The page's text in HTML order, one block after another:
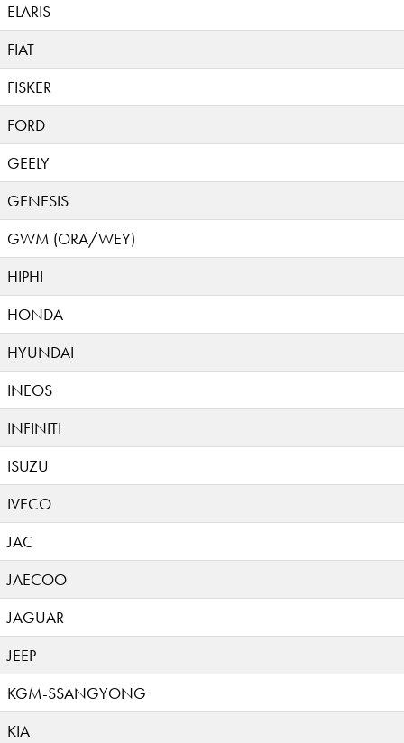
ELARIS
FIAT
FISKER
FORD
GEELY
GENESIS
GWM (ORA/WEY)
HIPHI
HONDA
HYUNDAI
INEOS
INFINITI
ISUZU
IVECO
JAC
JAECOO
JAGUAR
JEEP
KGM-SSANGYONG
KIA